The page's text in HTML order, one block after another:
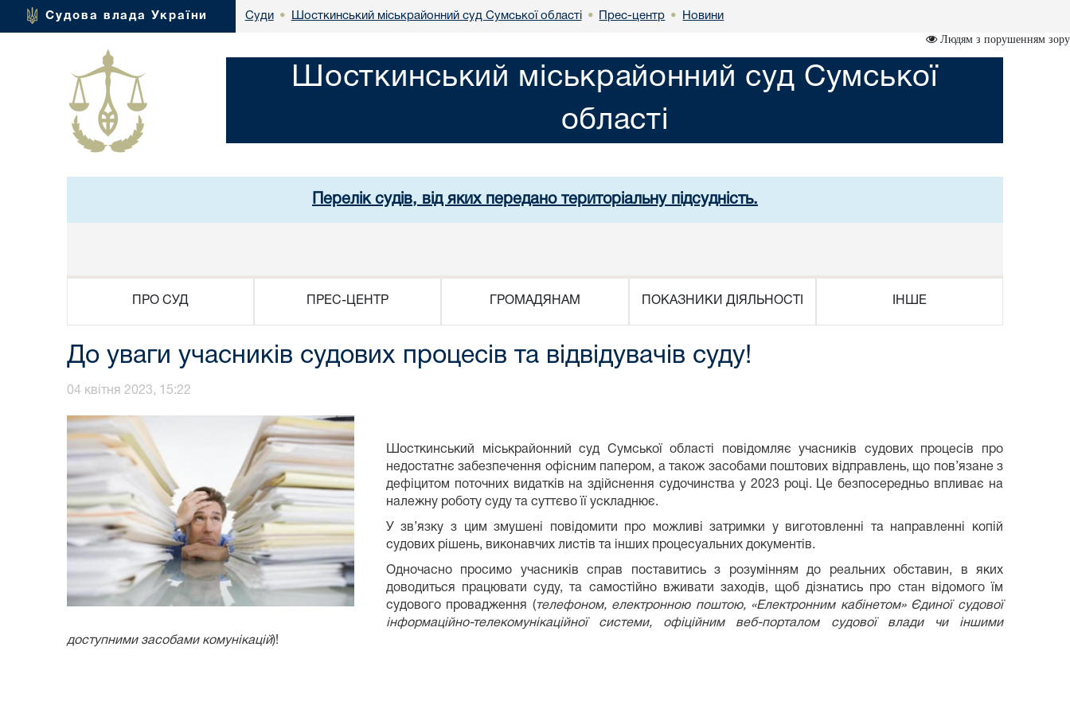
Судова влада України Суди • Шосткинський міськрайонний суд Сумської області • Прес-центр • Новини
Людям з порушенням зору
Шосткинський міськрайонний суд Сумської
області
Перелік судів, від яких передано територіальну підсудність.
ПРО СУД ПРЕС-ЦЕНТР ГРОМАДЯНАМ ПОКАЗНИКИ ДІЯЛЬНОСТІ ІНШЕ
До уваги учасників судових процесів та відвідувачів суду!
04 квітня 2023, 15:22
Шосткинський міськрайонний суд Сумської області повідомляє учасників судових процесів про
недостатнє забезпечення офісним папером, а також засобами поштових відправлень, що пов’язане з
дефіцитом поточних видатків на здійснення судочинства у 2023 році. Це безпосередньо впливає на
належну роботу суду та суттєво її ускладнює.
У зв’язку з цим змушені повідомити про можливі затримки у виготовленні та направленні копій
судових рішень, виконавчих листів та інших процесуальних документів.
Одночасно просимо учасників справ поставитись з розумінням до реальних обставин, в яких
доводиться працювати суду, та самостійно вживати заходів, щоб дізнатись про стан відомого їм
судового провадження ( телефоном, електронною поштою, «Електронним кабінетом» Єдиної судової
інформаційно-телекомунікаційної системи, офіційним веб-порталом судової влади чи іншими
доступними засобами комунікацій)!